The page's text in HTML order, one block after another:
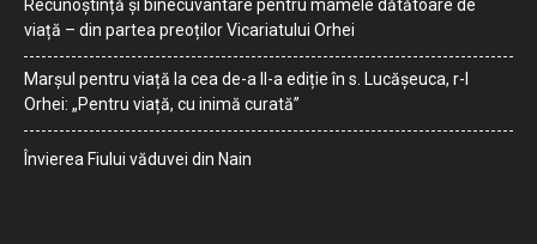
Recunoștință și binecuvântare pentru mamele dătătoare de
viață – din partea preoților Vicariatului Orhei
Marșul pentru viață la cea de-a II-a ediție în s. Lucășeuca, r-l
Orhei: „Pentru viață, cu inimă curată”
Învierea Fiului văduvei din Nain